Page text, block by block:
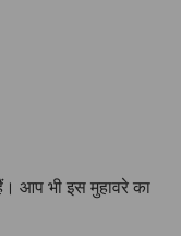
आप भी इस मुहावरे का